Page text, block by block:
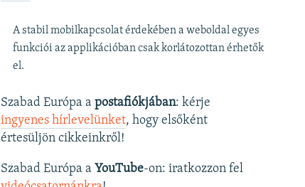
A stabil mobilkapcsolat érdekében a weboldal egyes
funkciói az applikációban csak korlátozottan érhetők
el.
Szabad Európa a postafiókjában: kérje
ingyenes hírlevelünket, hogy elsőként
értesüljön cikkeinkről!
Szabad Európa a YouTube-on: iratkozzon fel